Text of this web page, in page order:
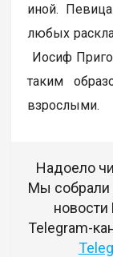
иной.
любых
Иосиф
таким
взрослыми.
Надоело
Мы собрали
новости
Telegram-